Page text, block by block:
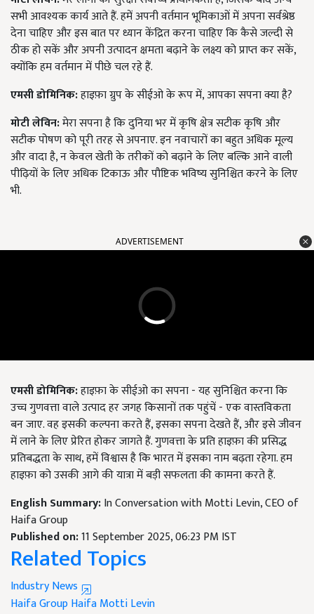
सभी आवश्यक कार्य आते हैं. हमें अपनी वर्तमान भूमिकाओं में अपना सर्वश्रेष्ठ
देना चाहिए और इस बात पर ध्यान केंद्रित करना चाहिए कि कैसे जल्दी से
ठीक हो सकें और अपनी उत्पादन क्षमता बढ़ाने के लक्ष्य को प्राप्त कर सकें,
क्योंकि हम वर्तमान में पीछे चल रहे हैं.
एमसी डोमिनिक:हाइफ़ा ग्रुप के सीईओ के रूप में, आपका सपना क्या है?
मोटी लेविन:मेरा सपना है कि दुनिया भर में कृषि क्षेत्र सटीक कृषि और
सटीक पोषण को पूरी तरह से अपनाए. इन नवाचारों का बहुत अधिक मूल्य
और वादा है, न केवल खेती के तरीकों को बढ़ाने के लिए बल्कि आने वाली
पीढ़ियों के लिए अधिक टिकाऊ और पौष्टिक भविष्य सुनिश्चित करने के लिए
भी.
ADVERTISEMENT
एमसी डोमिनिक:हाइफ़ा के सीईओ का सपना - यह सुनिश्चित करना कि
उच्च गुणवत्ता वाले उत्पाद हर जगह किसानों तक पहुंचें - एक वास्तविकता
बन जाए. वह इसकी कल्पना करते हैं, इसका सपना देखते हैं, और इसे जीवन
में लाने के लिए प्रेरित होकर जागते हैं. गुणवत्ता के प्रति हाइफ़ा की प्रसिद्ध
प्रतिबद्धता के साथ, हमें विश्वास है कि भारत में इसका नाम बढ़ता रहेगा. हम
हाइफ़ा को उसकी आगे की यात्रा में बड़ी सफलता की कामना करते हैं.
English Summary:In Conversation with Motti Levin, CEO of
Haifa Group
Published on:11 September 2025, 06:23 PM IST
Related Topics
Industry News
Haifa GroupHaifaMotti Levin